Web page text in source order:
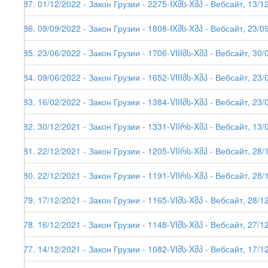
187. 01/12/2022 - Закон Грузии - 2275-IXმს-Xმპ - Вебсайт, 13/
186. 09/09/2022 - Закон Грузии - 1808-IXმს-Xმპ - Вебсайт, 23/
185. 23/06/2022 - Закон Грузии - 1706-VIIIმს-Xმპ - Вебсайт,
184. 09/06/2022 - Закон Грузии - 1652-VIIIმს-Xმპ - Вебсайт,
183. 16/02/2022 - Закон Грузии - 1384-VIIIმს-Xმპ - Вебсайт,
182. 30/12/2021 - Закон Грузии - 1331-VIIრს-Xმპ - Вебсайт,
181. 22/12/2021 - Закон Грузии - 1205-VIIრს-Xმპ - Вебсайт,
180. 22/12/2021 - Закон Грузии - 1191-VIIრს-Xმპ - Вебсайт,
179. 17/12/2021 - Закон Грузии - 1165-VIმს-Xმპ - Вебсайт, 28/
178. 16/12/2021 - Закон Грузии - 1148-VIმს-Xმპ - Вебсайт, 27/
177. 14/12/2021 - Закон Грузии - 1082-VIმს-Xმპ - Вебсайт,